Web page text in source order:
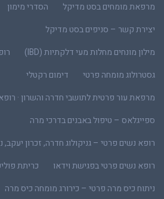
מרפאת מומחים בסט מדיקל
הסדרי מימון
יצירת קשר – סניפים בסט מדיקל
מילון מונחים מחלות מעי דלקתיות (IBD)
גסטרולוג מומחה פרטי
דימום רקטלי
מרפאת עור פרטית לתושבי חדרה והשרון ·
ספייגלאס – טיפול באבנים בדרכי מרה
רופא נשים פרטי – גניקולוג חדרה, זכרון
רופא נשים פרטי בפגישת וידאו
כריתת
ניתוח כיס מרה פרטי – כירורג מומחה כיס מרה